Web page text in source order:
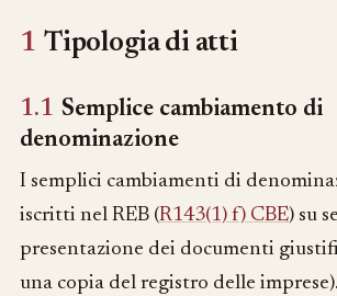
1 Tipologia di atti
1.1 Semplice cambiamento di
denominazione
I semplici cambiamenti di
iscritti nel REB (R143(1) f) CBE) su
presentazione dei documenti
una copia del registro delle imprese).